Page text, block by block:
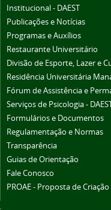
Institucional - DAEST
Publicações e Notícias
Programas e Auxílios
Restaurante Universitário
Divisão de Esporte, Lazer e
Residência Universitária
Fórum de Assistência e
Serviços de Psicologia -
Formulários e Documentos
Regulamentação e Normas
Transparência
Guias de Orientação
Fale Conosco
PROAE - Proposta de Criação